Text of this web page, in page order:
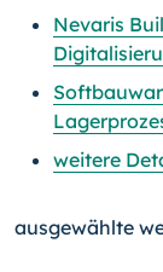
Nevaris
weitere
ausgewählte